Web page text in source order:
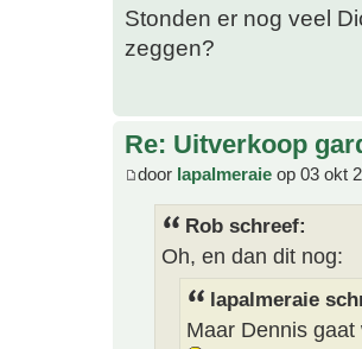
Stonden er nog veel
zeggen?
Re: Uitverkoop
door lapalmeraie op 03 okt
Rob schreef:
Oh, en dan dit nog:
lapalmeraie
Maar Dennis